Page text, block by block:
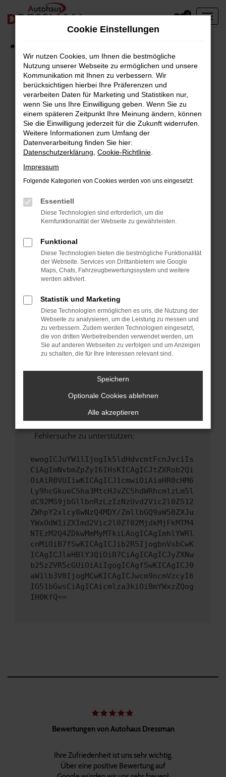
Zum
Hauptinhalt
0
Fehler: Network Error
Beim Laden ist ein Fehler aufgetreten.
Hier sind ein paar Tipps, die dir helfen können:
Überprüfe deine Firewall und deine
Internetverbindung.
Laden andere Webseiten, zum Beispiel deine
Manche Erweiterungen, wie Werbeblocker,
können das Laden bestimmter Seiten
verhindern. Funktioniert die Seite in einem
Fenster?
Starte dein Gerät neu.
Das kann manchmal helfen, vorübergehende
Probleme zu beheben.
Stelle sicher, dass dein Browser und dein
Betriebssystem auf dem neuesten Stand
sind.
Veraltete Software birgt nicht nur ein
Sicherheitsrisiko, sondern kann auch dazu
führen, dass bestimmte Funktionen nicht mehr
Wende dich an den Webseitenbetreiber.
Wenn du alle oben genannten Schritte versucht
hast, kontaktiere uns bitte. Wir werden
versuchen, das Problem zu beheben. Du kannst
uns diesen Text schicken, um uns bei der
Fehlersuche zu unterstützen:
ewogICJuYW1lIjogIk5ldHdvcmtFcnJvciIs
CiAgImNvbmZpZyI6IHsKICAgICJtZXRob2Qi
OiAiR0VUIiwKICAgICJ1cmwiOiAiaHR0cHM6
Ly9hcGkueC5ha3MtcHJvZC5hdWRhcmlzLm5l
dC92MS9jbGllbnRzLzIzNzUvd2Vic2l0ZS12
ZWhpY2xlcy8wNzQ4MDY/ZmllbGQ9aW50ZXJu
YWxOdW1iZXImd2Vic2l0ZT02MjdkMjFkMTM4
NTEzM2Q4ZDkwMmMyMTkiLAogICAgImhlYWRl
cnMiOiB7fSwKICAgICJib2R5IjogbnVsbCwK
ICAgICJleHBlY3QiOiB7CiAgICAgICJyZXNw
b25zZVR5cGUiOiAiIgogICAgfSwKICAgICJ0
aW1lb3V0IjogMCwKICAgICJwcm9ncmVzcyI6
IG51bGwsCiAgICAicmlza3kiOiBmYWxzZQog
IH0KfQ==
Bewertungen von Autohaus Dressman
Ihre Zufriedenheit ist uns sehr wichtig.
Über eine positive Bewertung auf
Cookie Einstellungen
Wir nutzen Cookies, um Ihnen die bestmögliche
Nutzung unserer Webseite zu ermöglichen und unsere
Kommunikation mit Ihnen zu verbessern. Wir
berücksichtigen hierbei Ihre Präferenzen und
verarbeiten Daten für Marketing und Statistiken nur,
wenn Sie uns Ihre Einwilligung geben. Wenn Sie zu
einem späteren Zeitpunkt Ihre Meinung ändern, können
Sie die Einwilligung jederzeit für die Zukunft widerrufen.
Weitere Informationen zum Umfang der
Datenverarbeitung finden Sie hier:
Datenschutzerklärung Cookie-Richtlinie
Impressum
Folgende Kategorien von Cookies werden von uns eingesetzt:
Essentiell
Diese Technologien sind erforderlich, um die
Kernfunktionalität der Webseite zu gewährleisten.
Funktional
Diese Technologien bieten die bestmögliche Funktionalität
der Webseite. Services von Drittanbietern wie Google
Maps, Chats, Fahrzeugbewertungssystem und weitere
werden aktiviert.
Statistik und Marketing
Diese Technologien ermöglichen es uns, die Nutzung der
Webseite zu analysieren, um die Leistung zu messen und
zu verbessern. Zudem werden Technologien eingesetzt,
die von dritten Werbetreibenden verwendet werden, um
Sie auf anderen Webseiten zu verfolgen und um Anzeigen
zu schalten, die für Ihre Interessen relevant sind.
Speichern
Optionale Cookies ablehnen
Alle akzeptieren